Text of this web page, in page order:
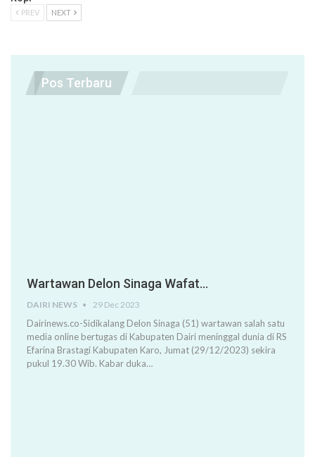
PREV NEXT
Pos Terbaru
Wartawan Delon Sinaga Wafat…
DAIRI NEWS 29 Dec 2023
Dairinews.co-Sidikalang Delon Sinaga (51) wartawan salah satu
media online bertugas di Kabupaten Dairi meninggal dunia di RS
Efarina Brastagi Kabupaten Karo, Jumat (29/12/2023) sekira
pukul 19.30 Wib. Kabar duka…